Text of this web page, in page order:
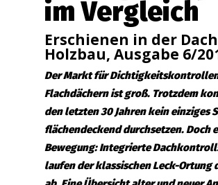
im Vergleich
Erschienen in der
Holzbau, Ausgabe 6/
Der Markt für
Flachdächern ist groß. Trotzdem
den letzten 30 Jahren kein einziges
flächendeckend durchsetzen. Doch
Bewegung: Integrierte
laufen der klassischen Leck-Ortung